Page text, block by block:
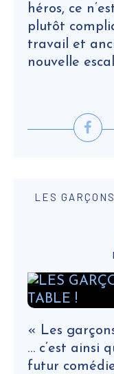
héros, ce
plutôt
travail et
nouvelle
LES
« Les
… c’est ainsi
futur